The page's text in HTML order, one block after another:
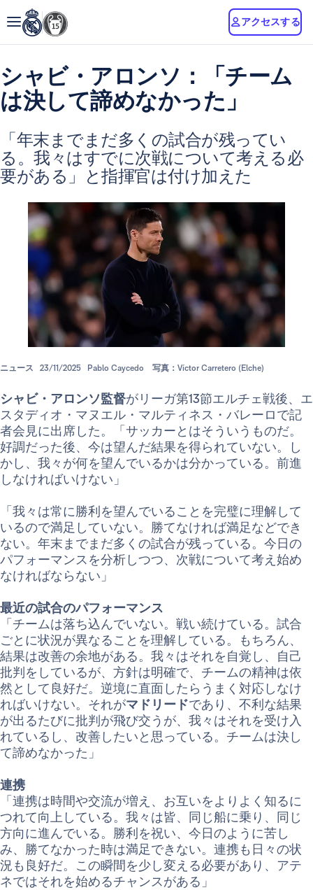
アクセスする
シャビ・アロンソ：「チーム
は決して諦めなかった」
「年末までまだ多くの試合が残ってい
る。我々はすでに次戦について考える必
要がある」と指揮官は付け加えた
ニュース 23/11/2025 Pablo Caycedo 写真：Víctor Carretero (Elche)
シャビ・アロンソ監督がリーガ第13節エルチェ戦後、エ
スタディオ・マヌエル・マルティネス・バレーロで記
者会見に出席した。「サッカーとはそういうものだ。
好調だった後、今は望んだ結果を得られていない。し
かし、我々が何を望んでいるかは分かっている。前進
しなければいけない」
「我々は常に勝利を望んでいることを完璧に理解して
いるので満足していない。勝てなければ満足などでき
ない。年末までまだ多くの試合が残っている。今日の
パフォーマンスを分析しつつ、次戦について考え始め
なければならない」
最近の試合のパフォーマンス
「チームは落ち込んでいない。戦い続けている。試合
ごとに状況が異なることを理解している。もちろん、
結果は改善の余地がある。我々はそれを自覚し、自己
批判をしているが、方針は明確で、チームの精神は依
然として良好だ。逆境に直面したらうまく対応しなけ
ればいけない。それがマドリードであり、不利な結果
が出るたびに批判が飛び交うが、我々はそれを受け入
れているし、改善したいと思っている。チームは決し
て諦めなかった」
連携
「連携は時間や交流が増え、お互いをよりよく知るに
つれて向上している。我々は皆、同じ船に乗り、同じ
方向に進んでいる。勝利を祝い、今日のように苦し
み、勝てなかった時は満足できない。連携も日々の状
況も良好だ。この瞬間を少し変える必要があり、アテ
ネではそれを始めるチャンスがある」